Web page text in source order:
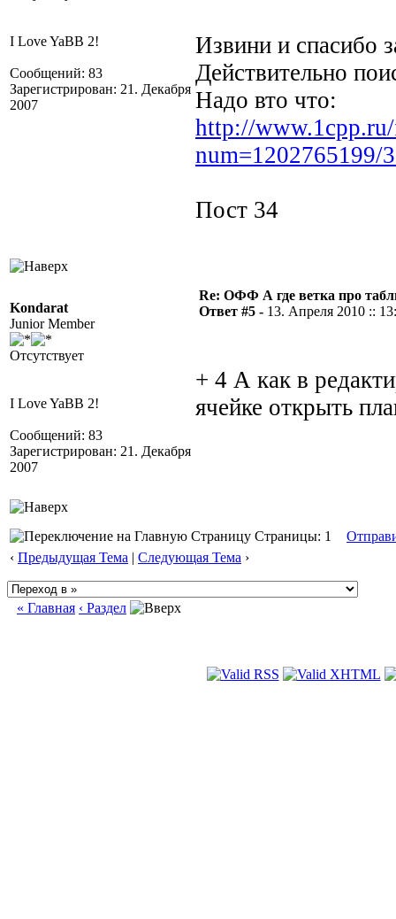
I Love YaBB 2!
Сообщений: 83
Зарегистрирован: 21. Декабря
2007
Извини и спасибо
Действительно
Надо вто что:
http://
num=1202765199/
Пост 34
Kondarat
Junior Member
Отсутствует
I Love YaBB 2!
Сообщений: 83
Зарегистрирован: 21. Декабря
2007
Re: ОФФ А где ветка про
Ответ #5 - 13. Апреля 2010 ::
+ 4 А как в
ячейке открыть
Страницы: 1
‹ Предыдущая Тема | Следующая Тема ›
« Главная ‹ Раздел